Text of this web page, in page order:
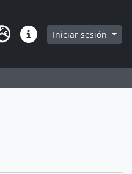
Enlaces rápidos
Iniciar sesión